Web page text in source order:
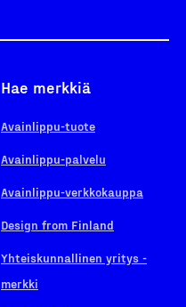
Hae merkkiä
Avainlippu-tuote
Avainlippu-palvelu
Avainlippu-verkkokauppa
Design from Finland
Yhteiskunnallinen yritys -
merkki